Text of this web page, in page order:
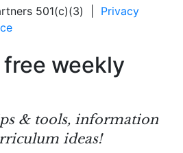
501(c)(3) | Privacy
free weekly
& tools, information
ideas!